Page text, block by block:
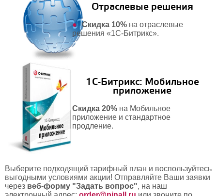
Отраслевые решения
Скидка 10% на отраслевые
решения «1С-Битрикс».
1С-Битрикс: Мобильное
приложение
Скидка 20% на Мобильное
приложение и стандартное
продление.
Выберите подходящий тарифный план и воспользуйтесь
выгодными условиями акции! Отправляйте Ваши заявки
через веб-форму "Задать вопрос", на наш